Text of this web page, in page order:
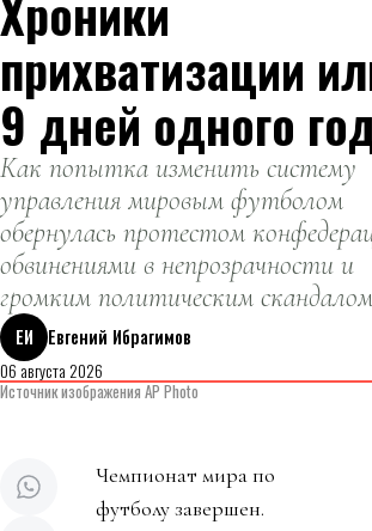
прихватизации
9 дней одного
Как попытка изменить систему
управления мировым футболом
обернулась протестом
обвинениями в непрозрачности и
громким политическим
ЕИ
Евгений Ибрагимов
06 августа 2026
Источник изображения AP Photo
Чемпионат мира по
футболу завершен.